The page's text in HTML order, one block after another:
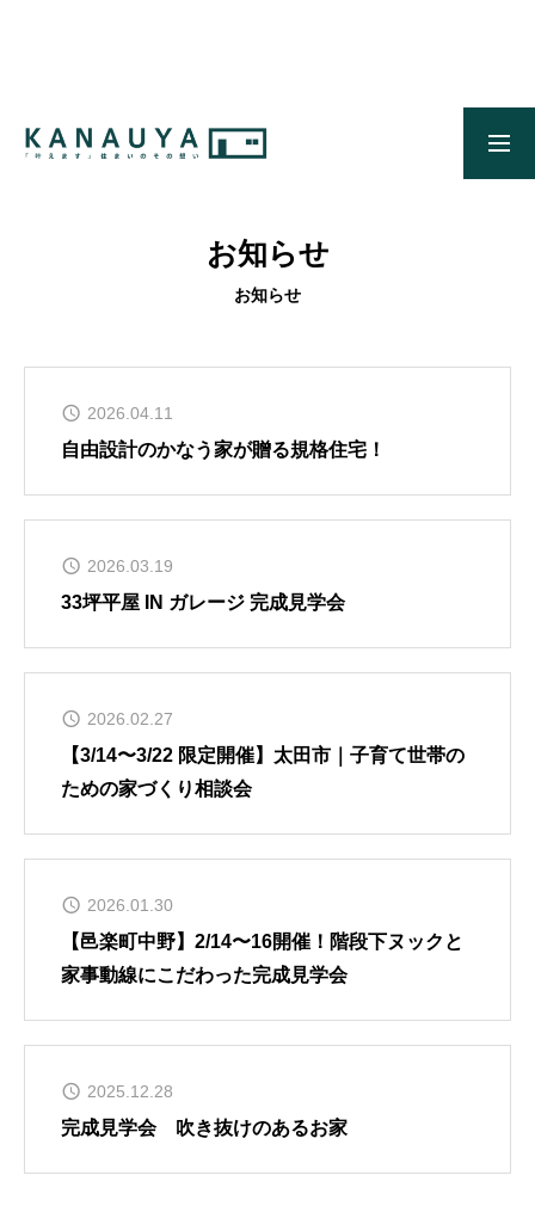
施工事例
OUR FIVE ADVANTAGES
かなう家が選ばれる5つの理由
ONLINE MODEL HOUSE
WORKS
施工事例
GALLERY
かなう家が設計施工した住まいの写真
STAFF
スタッフ紹介
BLOG
CONTACT
お問い合わせ
お知らせ
お知らせ
2026.04.11
自由設計のかなう家が贈る規格住宅！
2026.03.19
33坪平屋 IN ガレージ 完成見学会
2026.02.27
【3/14〜3/22 限定開催】太田市｜子育て世帯の
ための家づくり相談会
2026.01.30
【邑楽町中野】2/14〜16開催！階段下ヌックと
家事動線にこだわった完成見学会
2025.12.28
完成見学会 吹き抜けのあるお家